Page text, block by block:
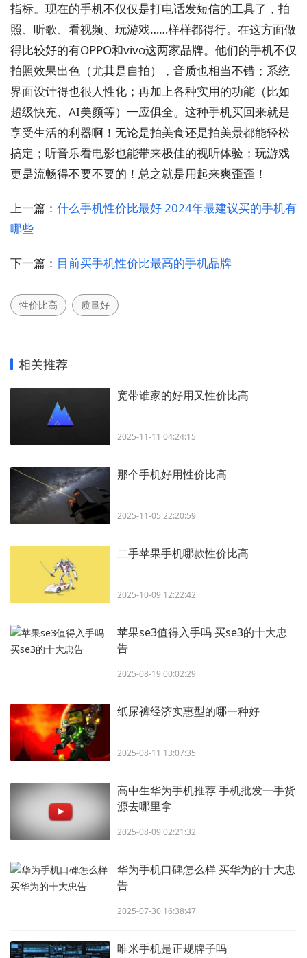
指标。现在的手机不仅仅是打电话发短信的工具了，拍
照、听歌、看视频、玩游戏……样样都得行。在这方面做
得比较好的有OPPO和vivo这两家品牌。他们的手机不仅
拍照效果出色（尤其是自拍），音质也相当不错；系统
界面设计得也很人性化；再加上各种实用的功能（比如
超级快充、AI美颜等）一应俱全。这种手机买回来就是
享受生活的利器啊！无论是拍美食还是拍美景都能轻松
搞定；听音乐看电影也能带来极佳的视听体验；玩游戏
更是流畅得不要不要的！总之就是用起来爽歪歪！
上一篇： 什么手机性价比最好 2024年最建议买的手机有
哪些
下一篇： 目前买手机性价比最高的手机品牌
性价比高 质量好
相关推荐
宽带谁家的好用又性价比高
2025-11-11 04:24:15
那个手机好用性价比高
2025-11-05 22:20:59
二手苹果手机哪款性价比高
2025-10-09 12:22:42
苹果se3值得入手吗 买se3的十大忠
告
2025-08-19 00:02:29
纸尿裤经济实惠型的哪一种好
2025-08-11 13:07:35
高中生华为手机推荐 手机批发一手货
源去哪里拿
2025-08-09 02:21:32
华为手机口碑怎么样 买华为的十大忠
告
2025-07-30 16:38:47
唯米手机是正规牌子吗